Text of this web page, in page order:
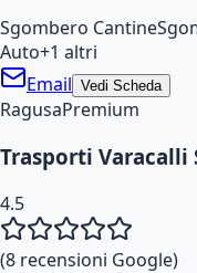
Sgombero Cantine
Auto+1 altri
Email Vedi Scheda
RagusaPremium
Trasporti Varacalli
4.5
(8 recensioni Google)